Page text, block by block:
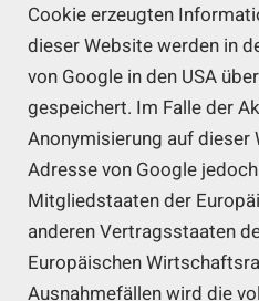
Cookie erzeugten
dieser Website werden in
von Google in den USA
gespeichert. Im Falle der
Anonymisierung auf dieser
Adresse von Google
Mitgliedstaaten der
anderen Vertragsstaaten
Europäischen
Ausnahmefällen wird die